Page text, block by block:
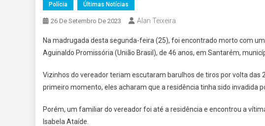
Polícia Últimas Notícias
26 De Setembro De 2023 Alan Teixeira
Na madrugada desta segunda-feira (25), foi encontrado morto com
Aguinaldo Promissória (União Brasil), de 46 anos, em Santarém,
Vizinhos do vereador teriam escutaram barulhos de tiros por volta
primeiro momento, eles acharam que a residência tinha sido invadida
Porém, um familiar do vereador foi até a residência e encontrou a
Isabela Ataíde.